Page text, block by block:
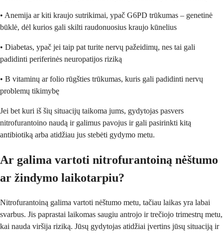
• Anemija ar kiti kraujo sutrikimai, ypač G6PD trūkumas – genetinė
būklė, dėl kurios gali skilti raudonuosius kraujo kūnelius
• Diabetas, ypač jei taip pat turite nervų pažeidimų, nes tai gali
padidinti periferinės neuropatijos riziką
• B vitaminų ar folio rūgšties trūkumas, kuris gali padidinti nervų
problemų tikimybę
Jei bet kuri iš šių situacijų taikoma jums, gydytojas pasvers
nitrofurantoino naudą ir galimus pavojus ir gali pasirinkti kitą
antibiotiką arba atidžiau jus stebėti gydymo metu.
Ar galima vartoti nitrofurantoiną nėštumo
ar žindymo laikotarpiu?
Nitrofurantoiną galima vartoti nėštumo metu, tačiau laikas yra labai
svarbus. Jis paprastai laikomas saugiu antrojo ir trečiojo trimestrų metu,
kai nauda viršija riziką. Jūsų gydytojas atidžiai įvertins jūsų situaciją ir